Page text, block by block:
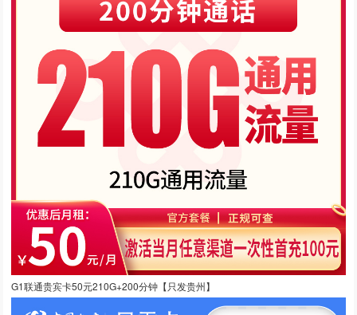
G1联通贵宾卡50元210G+200分钟【只发贵州】